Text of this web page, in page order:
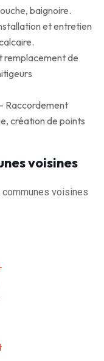
baignoire.
et entretien
remplacement de
Raccordement
création de points
voisines
voisines